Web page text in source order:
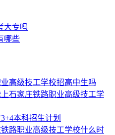
大专吗
哪些
高级技工学校招高中生吗
石家庄铁路职业高级技工学
本科招生计划
铁路职业高级技工学校什么时